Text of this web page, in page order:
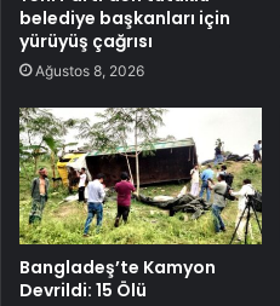
belediye başkanları için
yürüyüş çağrısı
Ağustos 8, 2026
Bangladeş’te Kamyon
Devrildi: 15 Ölü